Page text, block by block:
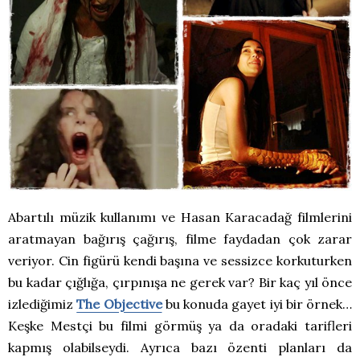
Abartılı müzik kullanımı ve Hasan Karacadağ filmlerini
aratmayan bağırış çağırış, filme faydadan çok zarar
veriyor. Cin figürü kendi başına ve sessizce korkuturken
bu kadar çığlığa, çırpınışa ne gerek var? Bir kaç yıl önce
izlediğimizThe Objectivebu konuda gayet iyi bir örnek…
Keşke Mestçi bu filmi görmüş ya da oradaki tarifleri
kapmış olabilseydi. Ayrıca bazı özenti planları da